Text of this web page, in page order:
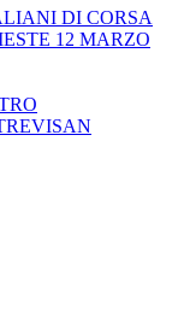
DI CORSA
12 MARZO